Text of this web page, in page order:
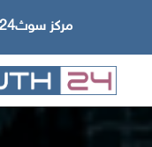
مركز سوث24 للأخبار والدراسات